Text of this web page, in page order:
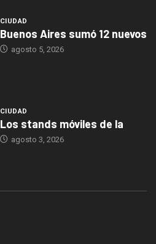
CIUDAD
Buenos Aires sumó 12 nuevos
agosto 5, 2026
CIUDAD
Los stands móviles de la
agosto 3, 2026